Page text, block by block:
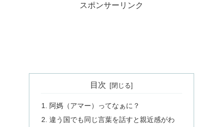
スポンサーリンク
目次
阿媽（アマー）ってなぁに？
違う国でも同じ言葉を話すと親近感がわ